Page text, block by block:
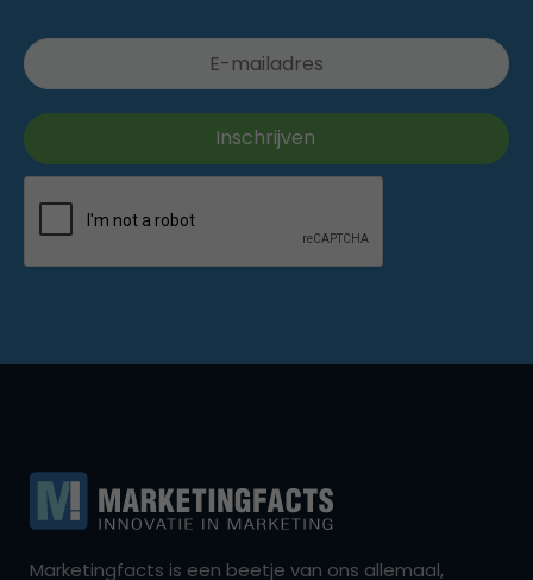
Marketingfacts is een beetje van ons allemaal,